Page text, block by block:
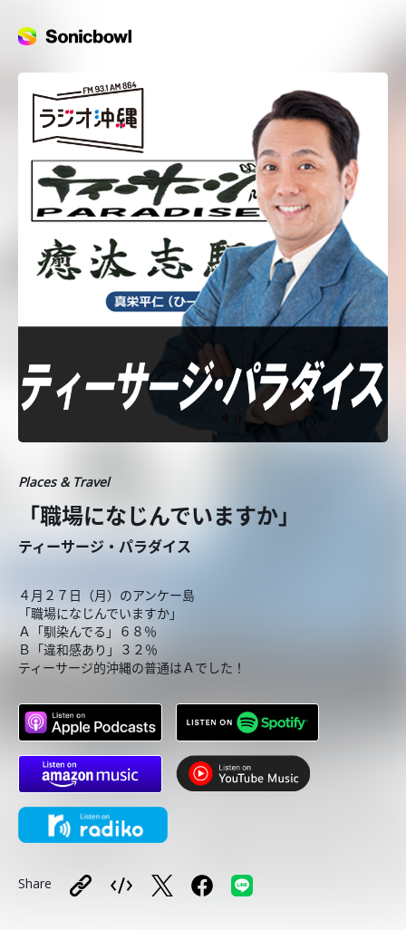
Places & Travel
「職場になじんでいますか」
ティーサージ・パラダイス
４月２７日（月）のアンケー島
「職場になじんでいますか」
Ａ「馴染んでる」６８％
Ｂ「違和感あり」３２％
ティーサージ的沖縄の普通はＡでした！
Share